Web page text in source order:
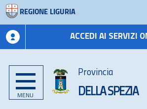
REGIONE LIGURIA
ACCEDI AI SERVIZI
MENU
Provincia
DELLA SPEZIA